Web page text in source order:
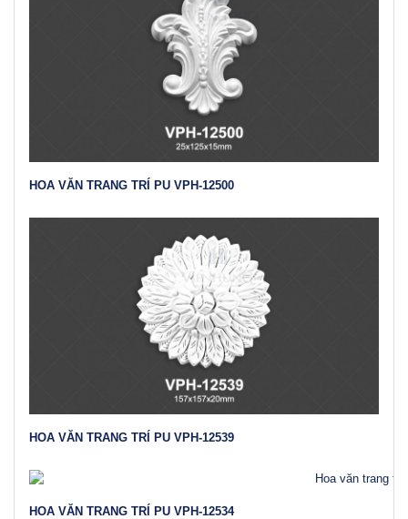
HOA VĂN TRANG TRÍ PU VPH-12500
HOA VĂN TRANG TRÍ PU VPH-12539
HOA VĂN TRANG TRÍ PU VPH-12534